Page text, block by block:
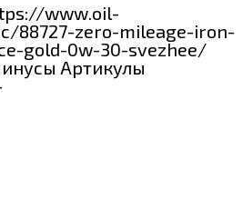
www.oil-
88727-zero-mileage-iron-
gold-0w-30-svezhee/
Артикулы